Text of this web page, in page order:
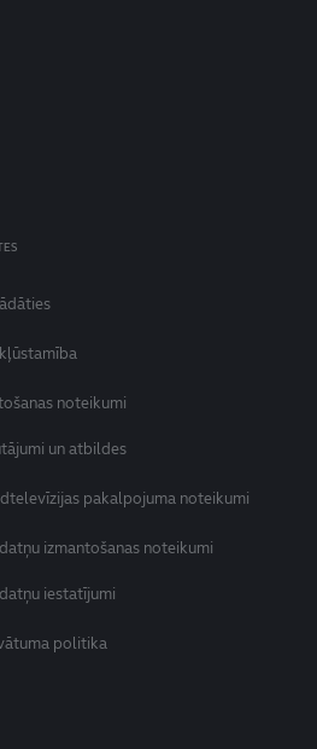
noteikumi
un atbildes
pakalpojuma noteikumi
izmantošanas noteikumi
iestatījumi
politika